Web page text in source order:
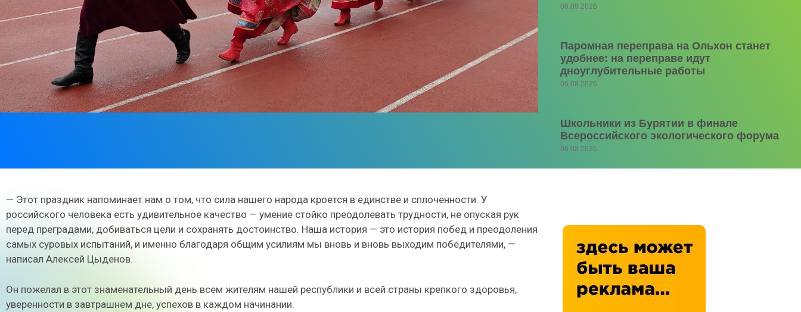
06.08.2026
Паромная переправа на Ольхон станет
удобнее: на переправе идут
дноуглубительные работы
06.08.2026
Школьники из Бурятии в финале
Всероссийского экологического форума
06.08.2026
— Этот праздник напоминает нам о том, что сила нашего народа кроется в единстве и сплоченности. У
российского человека есть удивительное качество — умение стойко преодолевать трудности, не опуская рук
перед преградами, добиваться цели и сохранять достоинство. Наша история — это история побед и преодоления
самых суровых испытаний, и именно благодаря общим усилиям мы вновь и вновь выходим победителями, —
написал Алексей Цыденов.
Он пожелал в этот знаменательный день всем жителям нашей республики и всей страны крепкого здоровья,
уверенности в завтрашнем дне, успехов в каждом начинании.